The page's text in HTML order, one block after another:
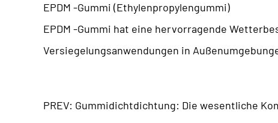
EPDM -Gummi (Ethylenpropylengummi)
EPDM -Gummi hat eine hervorragende
Versiegelungsanwendungen in
PREV: Gummidichtdichtung: Die wesentliche